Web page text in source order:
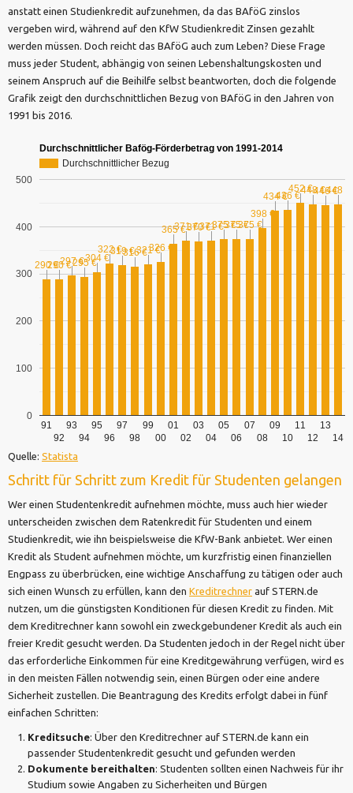
anstatt einen Studienkredit aufzunehmen, da das BAföG zinslos
vergeben wird, während auf den KfW Studienkredit Zinsen gezahlt
werden müssen. Doch reicht das BAföG auch zum Leben? Diese Frage
muss jeder Student, abhängig von seinen Lebenshaltungskosten und
seinem Anspruch auf die Beihilfe selbst beantworten, doch die folgende
Grafik zeigt den durchschnittlichen Bezug von BAföG in den Jahren von
1991 bis 2016.
Durchschnittlicher Bafög-Förderbetrag von 1991-2014
Durchschnittlicher Bezug
91
92
93
94
95
96
97
98
99
00
01
02
03
04
05
06
07
08
09
10
11
12
13
14
0
100
200
300
400
500
290 €290 €297 €295 €304 €
322 €319 €316 €321 €326 €
365 €371 €370 €371 €375 €375 €375 €
398 €
434 €436 €
452 €448 €446 €
448 €
Quelle: Statista
Schritt für Schritt zum Kredit für Studenten gelangen
Wer einen Studentenkredit aufnehmen möchte, muss auch hier wieder
unterscheiden zwischen dem Ratenkredit für Studenten und einem
Studienkredit, wie ihn beispielsweise die KfW-Bank anbietet. Wer einen
Kredit als Student aufnehmen möchte, um kurzfristig einen finanziellen
Engpass zu überbrücken, eine wichtige Anschaffung zu tätigen oder auch
sich einen Wunsch zu erfüllen, kann den Kreditrechner auf STERN.de
nutzen, um die günstigsten Konditionen für diesen Kredit zu finden. Mit
dem Kreditrechner kann sowohl ein zweckgebundener Kredit als auch ein
freier Kredit gesucht werden. Da Studenten jedoch in der Regel nicht über
das erforderliche Einkommen für eine Kreditgewährung verfügen, wird es
in den meisten Fällen notwendig sein, einen Bürgen oder eine andere
Sicherheit zustellen. Die Beantragung des Kredits erfolgt dabei in fünf
einfachen Schritten:
Kreditsuche: Über den Kreditrechner auf STERN.de kann ein
passender Studentenkredit gesucht und gefunden werden
Dokumente bereithalten: Studenten sollten einen Nachweis für ihr
Studium sowie Angaben zu Sicherheiten und Bürgen